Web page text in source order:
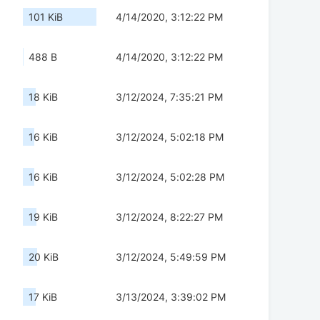
101 KiB 4/14/2020, 3:12:22 PM
488 B 4/14/2020, 3:12:22 PM
18 KiB 3/12/2024, 7:35:21 PM
16 KiB 3/12/2024, 5:02:18 PM
16 KiB 3/12/2024, 5:02:28 PM
19 KiB 3/12/2024, 8:22:27 PM
20 KiB 3/12/2024, 5:49:59 PM
17 KiB 3/13/2024, 3:39:02 PM